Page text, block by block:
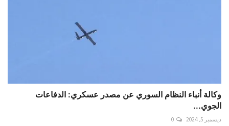
وكالة أنباء النظام السوري عن مصدر عسكري: الدفاعات
الجوي...
ديسمبر 5, 2024 0